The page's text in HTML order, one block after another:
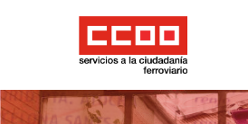
contenido